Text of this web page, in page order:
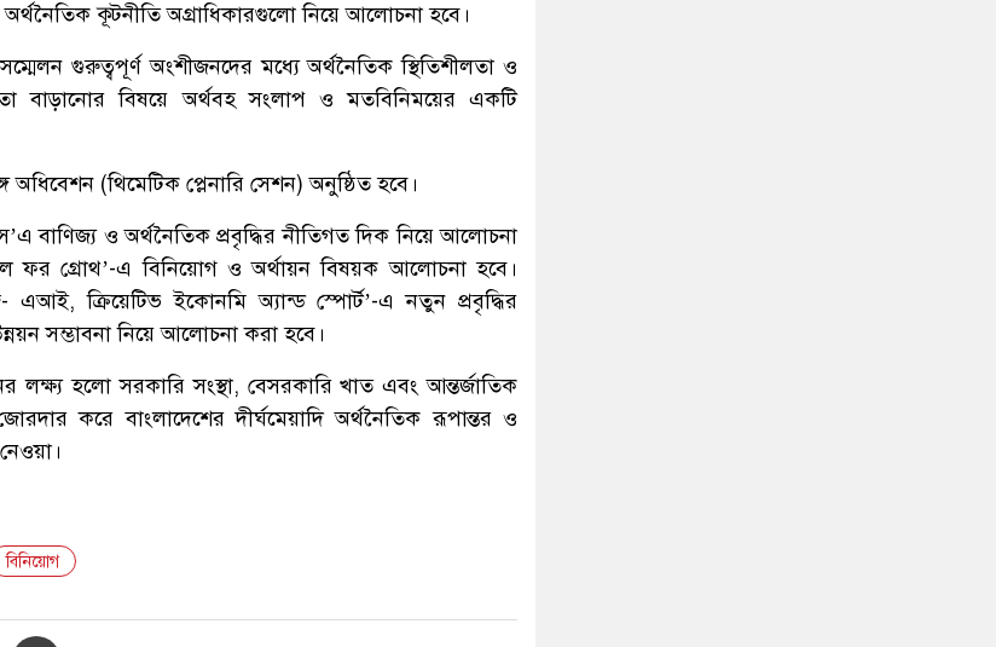
অর্থনৈতিক কূটনীতি অগ্রাধিকারগুলো নিয়ে আলোচনা হবে।
সম্মেলন গুরুত্বপূর্ণ অংশীজনদের মধ্যে অর্থনৈতিক স্থিতিশীলতা ও
বাড়ানোর বিষয়ে অর্থবহ সংলাপ ও মতবিনিময়ের একটি
অধিবেশন (থিমেটিক প্লেনারি সেশন) অনুষ্ঠিত হবে।
বাণিজ্য ও অর্থনৈতিক প্রবৃদ্ধির নীতিগত দিক নিয়ে আলোচনা
ফর গ্রোথ’-এ বিনিয়োগ ও অর্থায়ন বিষয়ক আলোচনা হবে।
ক্রিয়েটিভ ইকোনমি অ্যান্ড স্পোর্ট’-এ নতুন প্রবৃদ্ধির
সম্ভাবনা নিয়ে আলোচনা করা হবে।
লক্ষ্য হলো সরকারি সংস্থা, বেসরকারি খাত এবং আন্তর্জাতিক
করে বাংলাদেশের দীর্ঘমেয়াদি অর্থনৈতিক রূপান্তর ও
বিনিয়োগ